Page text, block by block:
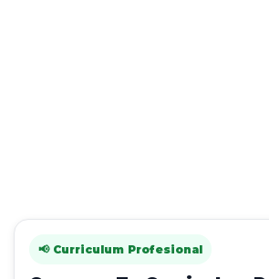
📢 Curriculum Profesional